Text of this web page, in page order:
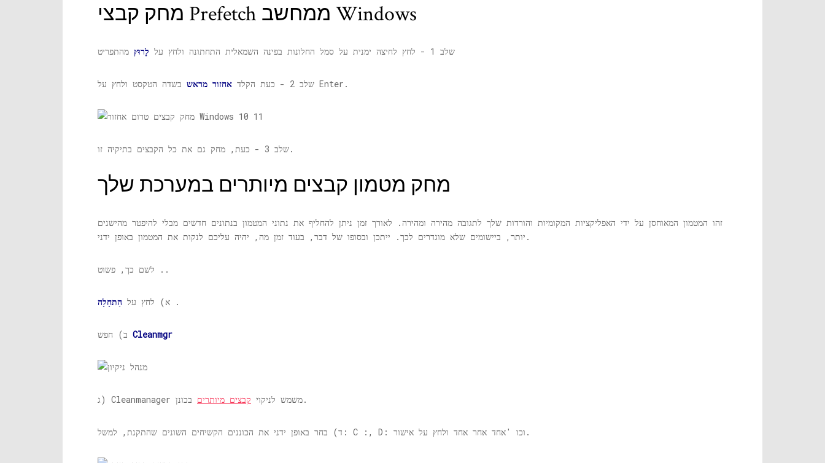
מחק קבצי Prefetch ממחשב Windows
שלב 1 - לחץ לחיצה ימנית על סמל החלונות בפינה השמאלית התחתונה ולחץ על לָרוּץ מהתפריט
שלב 2 - כעת הקלד אחזור מראש בשדה הטקסט ולחץ על Enter.
שלב 3 - כעת, מחק גם את כל הקבצים בתיקיה זו.
מחק מטמון קבצים מיותרים במערכת שלך
זהו המטמון המאוחסן על ידי האפליקציות המקומיות והורדות שלך לתגובה מהירה ומהירה. לאורך זמן ניתן להחליף את נתוני המטמון בנתונים חדשים מבלי להיפטר מהישנים
יותר, ביישומים שלא מוגדרים לכך. ייתכן ובסופו של דבר, בעוד זמן מה, יהיה עליכם לנקות את המטמון באופן ידני.
לשם כך, פשוט ..
א) לחץ על הַתחָלָה .
ב) חפש Cleanmgr
ג) Cleanmanager משמש לניקוי קבצים מיותרים בכונן.
ד) בחר באופן ידני את הכוננים הקשיחים השונים שהתקנת, למשל: C :, D: וכו 'אחד אחר אחד ולחץ על אישור.